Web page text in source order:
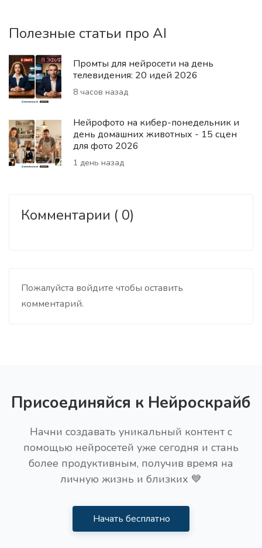
Полезные статьи про AI
Промты для нейросети на день
телевидения: 20 идей 2026
8 часов назад
Нейрофото на кибер-понедельник и
день домашних животных - 15 сцен
для фото 2026
1 день назад
Комментарии ( 0)
Пожалуйста войдите чтобы оставить
комментарий.
Присоединяйся к Нейроскрайб
Начни создавать уникальный контент с
помощью нейросетей уже сегодня и стань
более продуктивным, получив время на
личную жизнь и близких 💙
Начать бесплатно